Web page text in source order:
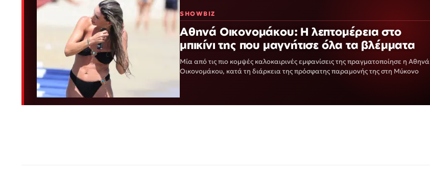
SHOWBIZ
Αθηνά Οικονομάκου: Η λεπτομέρεια στο
μπικίνι της που μαγνήτισε όλα τα βλέμματα
Μία από τις πιο κομψές καλοκαιρινές εμφανίσεις της πραγματοποίησε η Αθηνά
Οικονομάκου, κατά τη διάρκεια της πρόσφατης παραμονής της στη Μύκονο